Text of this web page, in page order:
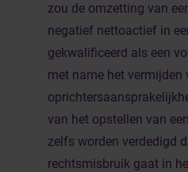
zou de omzetting van
negatief nettoactief in
gekwalificeerd als een
met name het vermijden
van het opstellen van
zelfs worden verdedigd
rechtsmisbruik gaat in